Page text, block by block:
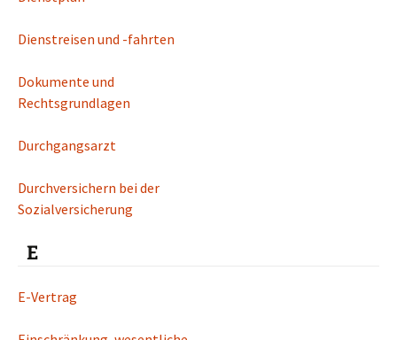
Dienstreisen und -fahrten
Dokumente und
Rechtsgrundlagen
Durchgangsarzt
Durchversichern bei der
Sozialversicherung
E
E-Vertrag